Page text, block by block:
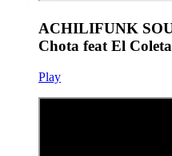
ACHILIFUNK
Chota feat El
Play